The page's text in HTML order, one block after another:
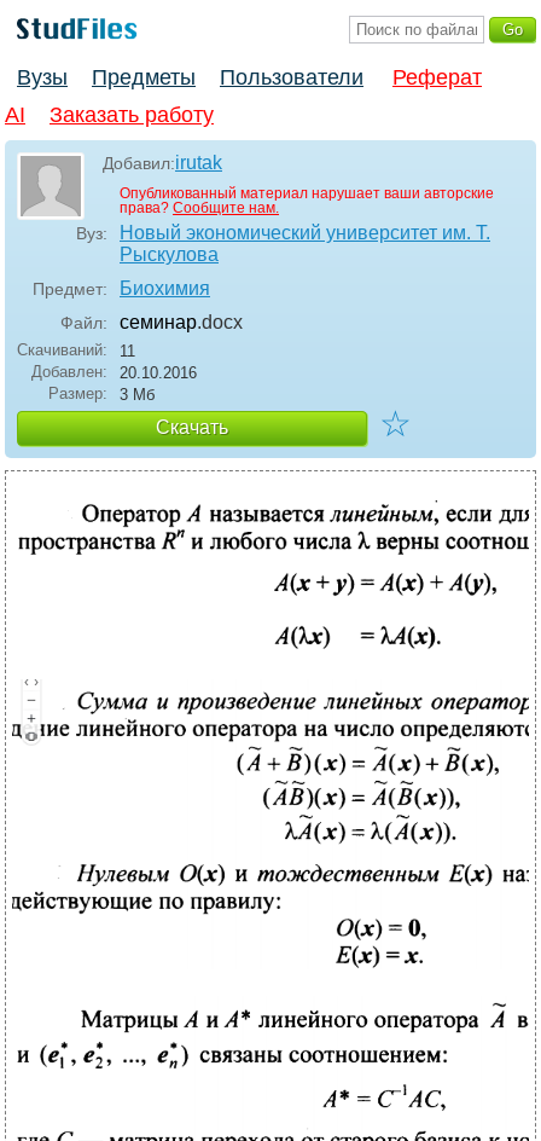
Вузы Предметы Пользователи
Реферат
AI
Заказать работу
Добавил:irutak
Опубликованный материал нарушает ваши авторские
права? Сообщите нам.
Вуз:
Новый экономический университет им. Т.
Рыскулова
Предмет: Биохимия
Файл: семинар.docx
Скачиваний:
11
Добавлен:
20.10.2016
Размер:
3 Мб
Скачать ☆